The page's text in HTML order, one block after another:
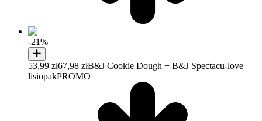
-21%
53,99 zł67,98 złB&J Cookie Dough + B&J Spectacu-love
lisiopakPROMO